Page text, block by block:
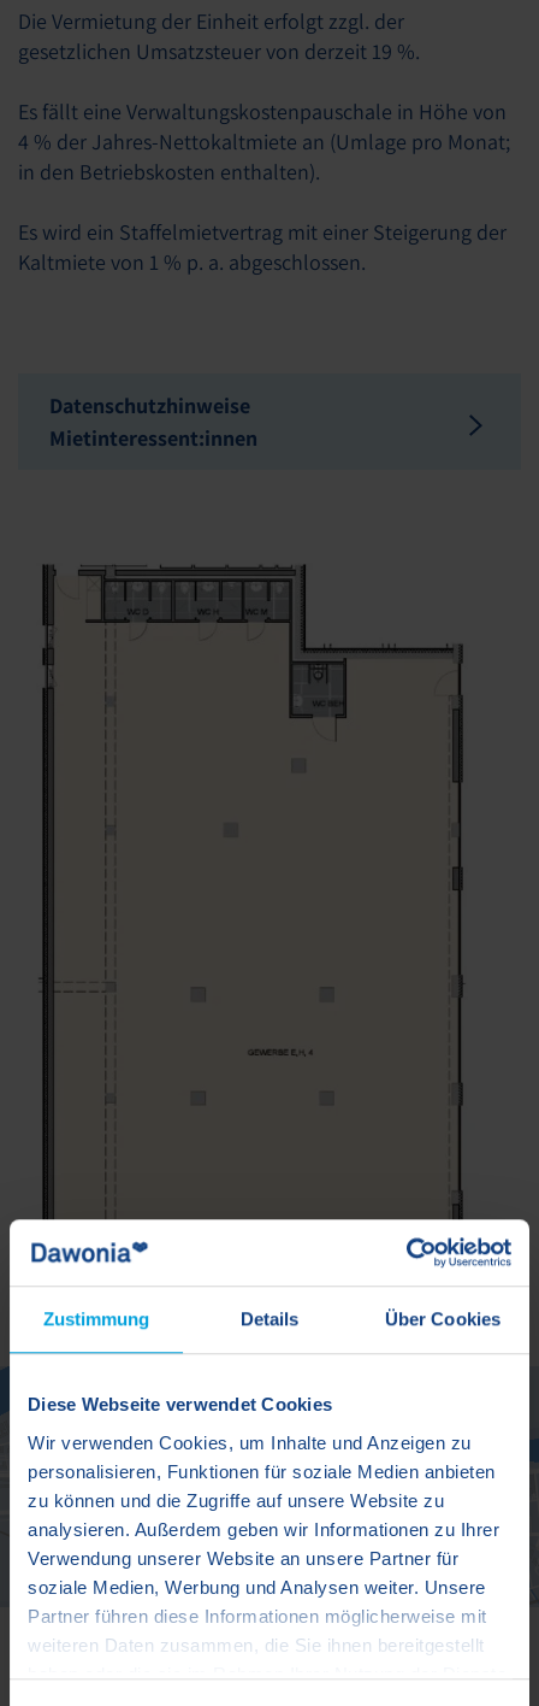
Zustimmung Details Über Cookies
Diese Webseite verwendet Cookies
Wir verwenden Cookies, um Inhalte und Anzeigen zu
personalisieren, Funktionen für soziale Medien anbieten
zu können und die Zugriffe auf unsere Website zu
analysieren. Außerdem geben wir Informationen zu Ihrer
Verwendung unserer Website an unsere Partner für
soziale Medien, Werbung und Analysen weiter. Unsere
Partner führen diese Informationen möglicherweise mit
weiteren Daten zusammen, die Sie ihnen bereitgestellt
haben oder die sie im Rahmen Ihrer Nutzung der Dienste
Die Vermietung der Einheit erfolgt zzgl. der
gesetzlichen Umsatzsteuer von derzeit 19 %.
Es fällt eine Verwaltungskostenpauschale in Höhe von
4 % der Jahres-Nettokaltmiete an (Umlage pro Monat;
in den Betriebskosten enthalten).
Es wird ein Staffelmietvertrag mit einer Steigerung der
Kaltmiete von 1 % p. a. abgeschlossen.
Datenschutzhinweise
Mietinteressent:innen
© MapTiler © OpenStreetMap contributors
Lage